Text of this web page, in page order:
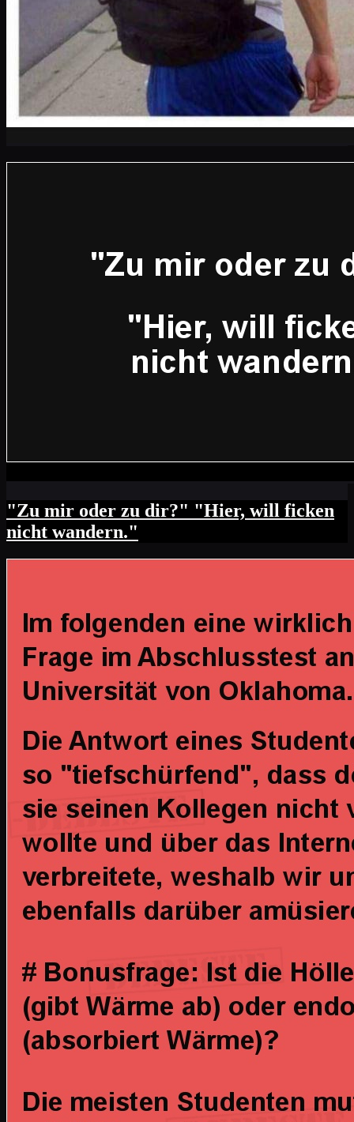
"Zu mir oder zu dir?" "Hier, will ficken
nicht wandern."